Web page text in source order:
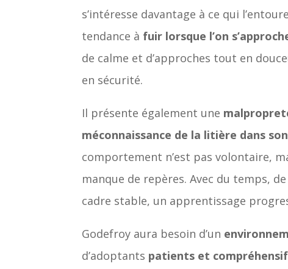
s’intéresse davantage à ce qui
tendance à fuir lorsque l’on
de calme et d’approches tout en
en sécurité.
Il présente également une
méconnaissance de la litière dans
comportement n’est pas volontaire,
manque de repères. Avec du temps,
cadre stable, un apprentissage
Godefroy aura besoin d’un
d’adoptants patients et